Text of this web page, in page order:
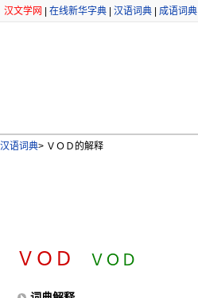
汉文学网 在线新华字典 汉语词典 成语词典
汉语词典> ＶＯＤ的解释
ＶＯＤ ＶＯＤ